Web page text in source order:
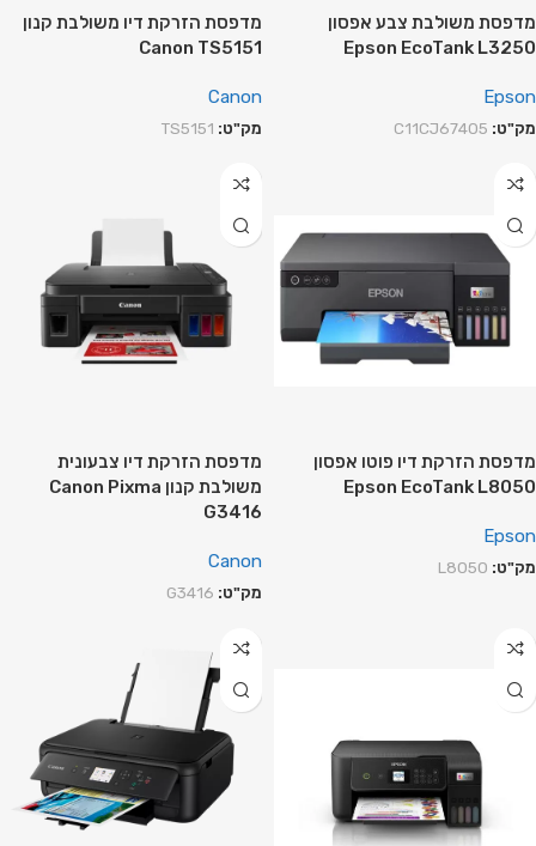
מדפסת משולבת צבע אפסון
Epson EcoTank L3250
Epson
מק"ט: C11CJ67405
מדפסת הזרקת דיו משולבת קנון
Canon TS5151
Canon
מק"ט: TS5151
מדפסת הזרקת דיו פוטו אפסון
Epson EcoTank L8050
Epson
מק"ט: L8050
מדפסת הזרקת דיו צבעונית
משולבת קנון Canon Pixma
G3416
Canon
מק"ט: G3416